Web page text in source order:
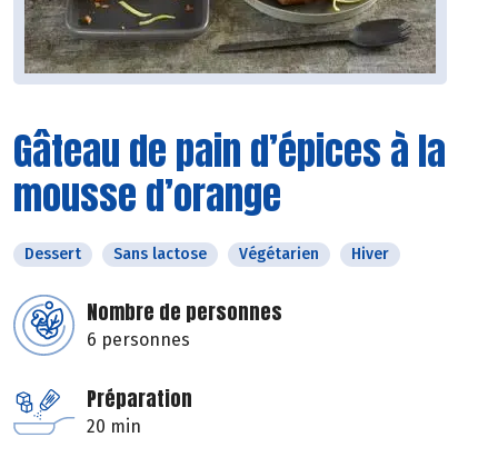
Gâteau de pain d’épices à la
mousse d’orange
Dessert Sans lactose Végétarien Hiver
Nombre de personnes
6 personnes
Préparation
20 min